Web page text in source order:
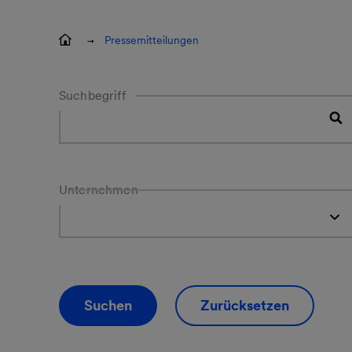
Pressemitteilungen
Suchbegriff
Unternehmen
Suchen Zurücksetzen